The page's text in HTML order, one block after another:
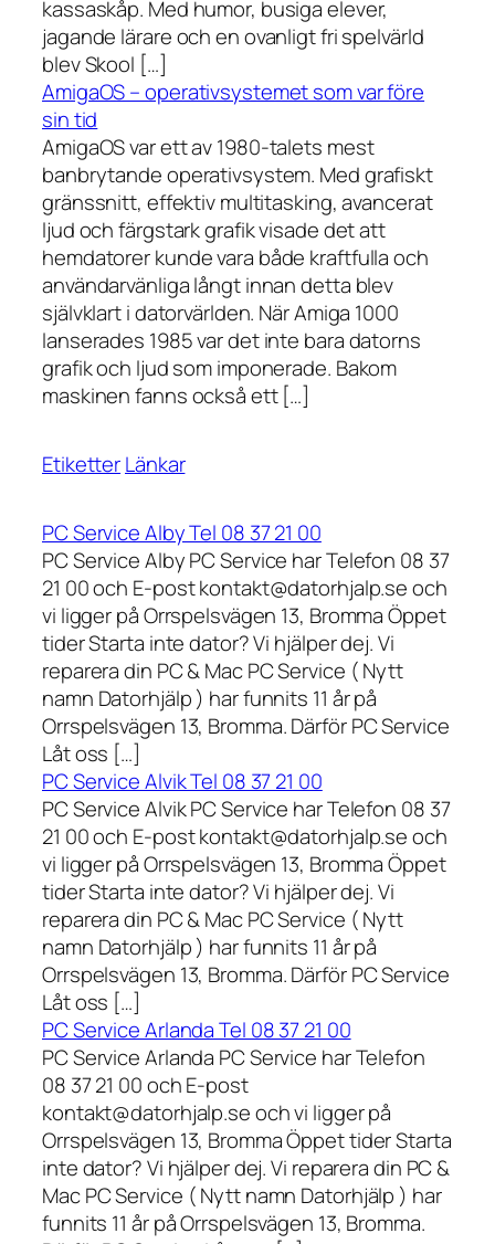
kassaskåp. Med humor, busiga elever,
jagande lärare och en ovanligt fri spelvärld
blev Skool […]
AmigaOS – operativsystemet som var före
sin tid
AmigaOS var ett av 1980-talets mest
banbrytande operativsystem. Med grafiskt
gränssnitt, effektiv multitasking, avancerat
ljud och färgstark grafik visade det att
hemdatorer kunde vara både kraftfulla och
användarvänliga långt innan detta blev
självklart i datorvärlden. När Amiga 1000
lanserades 1985 var det inte bara datorns
grafik och ljud som imponerade. Bakom
maskinen fanns också ett […]
EtiketterLänkar
PC Service Alby Tel 08 37 21 00
PC Service Alby PC Service har Telefon 08 37
21 00 och E-post kontakt@datorhjalp.se och
vi ligger på Orrspelsvägen 13, Bromma Öppet
tider Starta inte dator? Vi hjälper dej. Vi
reparera din PC & Mac PC Service ( Nytt
namn Datorhjälp ) har funnits 11 år på
Orrspelsvägen 13, Bromma. Därför PC Service
Låt oss […]
PC Service Alvik Tel 08 37 21 00
PC Service Alvik PC Service har Telefon 08 37
21 00 och E-post kontakt@datorhjalp.se och
vi ligger på Orrspelsvägen 13, Bromma Öppet
tider Starta inte dator? Vi hjälper dej. Vi
reparera din PC & Mac PC Service ( Nytt
namn Datorhjälp ) har funnits 11 år på
Orrspelsvägen 13, Bromma. Därför PC Service
Låt oss […]
PC Service Arlanda Tel 08 37 21 00
PC Service Arlanda PC Service har Telefon
08 37 21 00 och E-post
kontakt@datorhjalp.se och vi ligger på
Orrspelsvägen 13, Bromma Öppet tider Starta
inte dator? Vi hjälper dej. Vi reparera din PC &
Mac PC Service ( Nytt namn Datorhjälp ) har
funnits 11 år på Orrspelsvägen 13, Bromma.